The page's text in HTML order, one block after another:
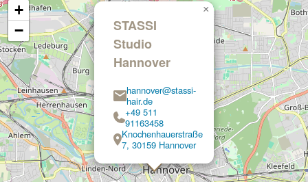
STASSI
Studio
Hannover
hannover@stassi-
hair.de
+49 511
91163458
Knochenhauerstraße
7, 30159 Hannover
×
+
−